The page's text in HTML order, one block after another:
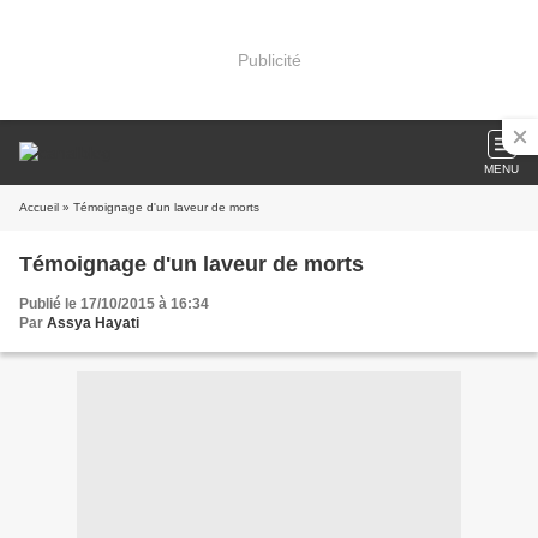
Publicité
MENU
Accueil » Témoignage d'un laveur de morts
Témoignage d'un laveur de morts
Publié le 17/10/2015 à 16:34
Par Assya Hayati